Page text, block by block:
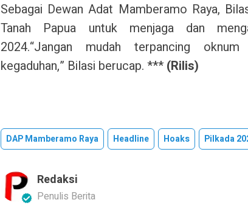
Sebagai Dewan Adat Mamberamo Raya,
Tanah Papua untuk menjaga dan
2024.“Jangan mudah terpancing
kegaduhan,” Bilasi berucap. *** (Rilis)
DAP Mamberamo Raya Headline Hoaks Pilkada
Redaksi
Penulis Berita